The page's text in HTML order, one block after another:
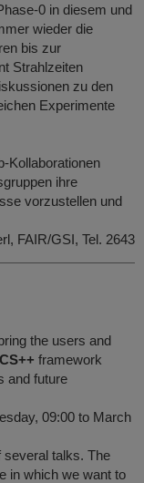
0 in diesem und
wieder die
bis zur
Strahlzeiten
zu den
Experimente
Kollaborationen
ihre
vorzustellen und
FAIR/GSI, Tel. 2643
the users and
CS++ framework
and future
09:00 to March
several talks. The
in which we want to